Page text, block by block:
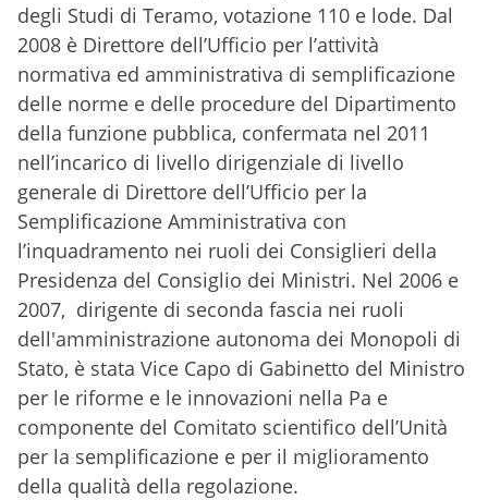
degli Studi di Teramo, votazione 110 e lode. Dal
2008 è Direttore dell’Ufficio per l’attività
normativa ed amministrativa di semplificazione
delle norme e delle procedure del Dipartimento
della funzione pubblica, confermata nel 2011
nell’incarico di livello dirigenziale di livello
generale di Direttore dell’Ufficio per la
Semplificazione Amministrativa con
l’inquadramento nei ruoli dei Consiglieri della
Presidenza del Consiglio dei Ministri. Nel 2006 e
2007, dirigente di seconda fascia nei ruoli
dell'amministrazione autonoma dei Monopoli di
Stato, è stata Vice Capo di Gabinetto del Ministro
per le riforme e le innovazioni nella Pa e
componente del Comitato scientifico dell’Unità
per la semplificazione e per il miglioramento
della qualità della regolazione.